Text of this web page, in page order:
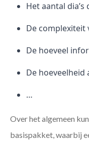
Het aantal
De complexiteit
De hoeveel
De hoeveelheid
…
Over het algemeen
basispakket, waarbij